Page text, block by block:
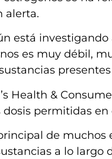
alerta.
está
es muy débil,
Health &
permitidas
de
a lo largo